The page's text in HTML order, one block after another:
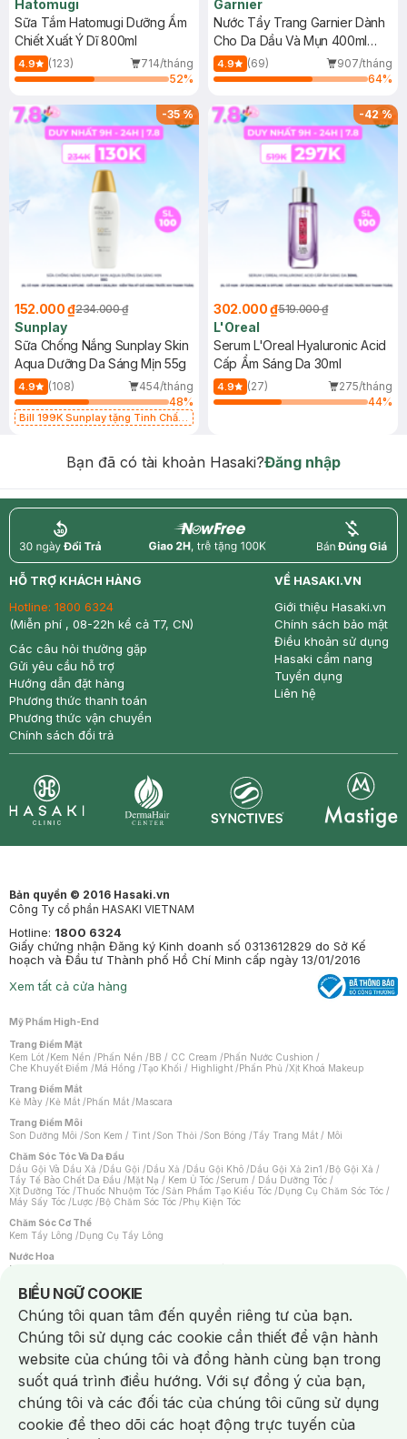
Hatomugi
Sữa Tắm Hatomugi Dưỡng Ẩm
Chiết Xuất Ý Dĩ 800ml
4.9 (123)
714/tháng
52%
Garnier
Nước Tẩy Trang Garnier Dành
Cho Da Dầu Và Mụn 400ml
(Mới)
4.9 (69)
907/tháng
64%
-35%
152.000 ₫234.000 ₫
Sunplay
Sữa Chống Nắng Sunplay Skin
Aqua Dưỡng Da Sáng Mịn 55g
4.9 (108)
454/tháng
48%
Bill 199K Sunplay tặng Tinh Chất
-42%
302.000 ₫519.000 ₫
L'Oreal
Serum L'Oreal Hyaluronic Acid
Cấp Ẩm Sáng Da 30ml
4.9 (27)
275/tháng
44%
Bạn đã có tài khoản Hasaki?Đăng nhập
return nowfree price
HỖ TRỢ KHÁCH HÀNG
Hotline: 1800 6324
(Miễn phí , 08-22h kể cả T7, CN)
Các câu hỏi thường gặp
Gửi yêu cầu hỗ trợ
Hướng dẫn đặt hàng
Phương thức thanh toán
Phương thức vận chuyển
Chính sách đổi trả
VỀ HASAKI.VN
Giới thiệu Hasaki.vn
Chính sách bảo mật
Điều khoản sử dụng
Hasaki cẩm nang
Tuyển dụng
Liên hệ
Bản quyền © 2016 Hasaki.vn
Công Ty cổ phần HASAKI VIETNAM
Hotline: 1800 6324
Giấy chứng nhận Đăng ký Kinh doanh số 0313612829 do Sở Kế
hoạch và Đầu tư Thành phố Hồ Chí Minh cấp ngày 13/01/2016
Xem tất cả cửa hàng
Mỹ Phẩm High-End
Trang Điểm Mặt
Kem Lót /Kem Nền /Phấn Nền /BB / CC Cream /Phấn Nước Cushion /
Che Khuyết Điểm /Má Hồng /Tạo Khối / Highlight /Phấn Phủ /Xịt Khoá Makeup
Trang Điểm Mắt
Kẻ Mày /Kẻ Mắt /Phấn Mắt /Mascara
Trang Điểm Môi
Son Dưỡng Môi /Son Kem / Tint /Son Thỏi /Son Bóng /Tẩy Trang Mắt / Môi
Chăm Sóc Tóc Và Da Đầu
Dầu Gội Và Dầu Xả /Dầu Gội /Dầu Xả /Dầu Gội Khô /Dầu Gội Xả 2in1 /Bộ Gội Xả /
Tẩy Tế Bào Chết Da Đầu /Mặt Nạ / Kem Ủ Tóc /Serum / Dầu Dưỡng Tóc /
Xịt Dưỡng Tóc /Thuốc Nhuộm Tóc /Sản Phẩm Tạo Kiểu Tóc /Dụng Cụ Chăm Sóc Tóc /
Máy Sấy Tóc /Lược /Bộ Chăm Sóc Tóc /Phụ Kiện Tóc
Chăm Sóc Cơ Thể
Kem Tẩy Lông /Dụng Cụ Tẩy Lông
Nước Hoa
Nước Hoa Nữ
Chăm Sóc Cá Nhân
Chống Muỗi /Khẩu Trang /Máy Massage/Mặt Nạ Xông Hơi /Nước Rửa Tay/
Sản Phẩm Chăm Sóc Khác /Bàn Chải Đánh Răng /Bàn Chải Điện/
Hỗ Trợ Trắng Răng/Kem Đánh Răng /Máy Tăm Nước/ Nước Súc Miệng/
Tăm / Chỉ Nha Khoa/ Xịt Thơm Miệng / Dung Dịch Vệ Sinh/Dưỡng Vùng Kín/
Khăn Ướt Vệ Sinh Vùng Kín/Băng Vệ Sinh/Tampon/Bọt Cạo Râu /Dao Cạo Râu/
Máy Cạo Râu
Vấn Đề Về Da
Da Dầu / Lỗ Chân Lông To/ Da Khô / Mất Nước/ Da Lão Hóa/ Da Mụn/
Da Nhạy Cảm / Kích Ứng
Da Xỉn Màu Thâm / Nám / Tàn Nhang
Quầng Thâm & Bọng Mắt /Sẹo /Viêm Da Cơ Địa
BIỂU NGỮ COOKIE
Notice about cookies usage
Chúng tôi quan tâm đến quyền riêng tư của bạn.
Chúng tôi sử dụng các cookie cần thiết để vận hành
website của chúng tôi và đồng hành cùng bạn trong
suốt quá trình điều hướng. Với sự đồng ý của bạn,
chúng tôi và các đối tác của chúng tôi cũng sử dụng
cookie để theo dõi các hoạt động trực tuyến của